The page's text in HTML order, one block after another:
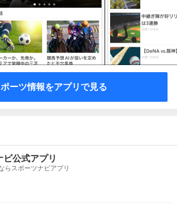
ポーツ情報をアプリで見る
ビ公式アプリ
らスポーツナビアプリ